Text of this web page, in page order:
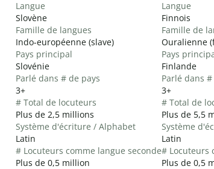
Langue
Slovène
Famille de langues
Indo-européenne (slave)
Pays principal
Slovénie
Parlé dans # de pays
3+
# Total de locuteurs
Plus de 2,5 millions
Système d'écriture / Alphabet
Latin
# Locuteurs comme langue seconde
Plus de 0,5 million
Langue
Finnois
Famille de
Ouralienne
Pays
Finlande
Parlé dans
3+
# Total de
Plus de 5,5
Système
Latin
# Locuteurs
Plus de 0,5